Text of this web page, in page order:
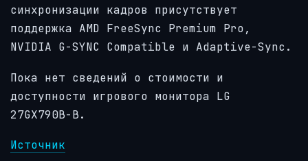
синхронизации кадров присутствует
поддержка AMD FreeSync Premium Pro,
NVIDIA G-SYNC Compatible и Adaptive-Sync.
Пока нет сведений о стоимости и
доступности игрового монитора LG
27GX790B-B.
Источник